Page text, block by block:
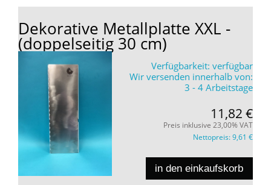
Dekorative Metallplatte XXL -
(doppelseitig 30 cm)
Verfügbarkeit: verfügbar
Wir versenden innerhalb von:
3 - 4 Arbeitstage
11,82 €
Preis inklusive 23,00% VAT
Nettopreis:9,61 €
in den einkaufskorb